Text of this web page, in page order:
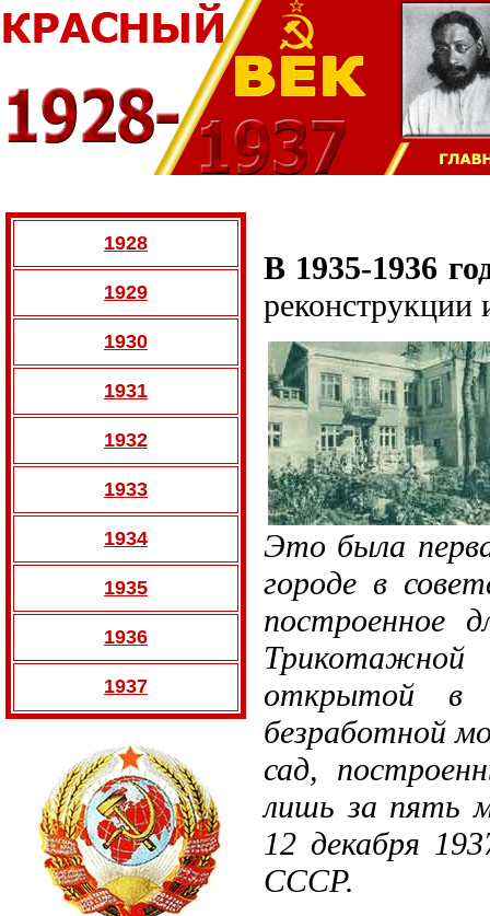
1928
1929
1930
1931
1932
1933
1934
1935
1936
1937
В 1935-1936
реконструкции
Это была
городе в
построенное
открытой в
безработной
сад,
лишь за пять
12 декабря
СССР.